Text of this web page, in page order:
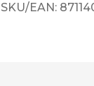
SKU/EAN: